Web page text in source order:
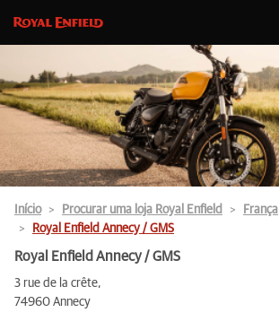
Início Procurar uma loja Royal Enfield
França
Royal Enfield Annecy / GMS
Royal Enfield Annecy / GMS
3 rue de la crête,
74960 Annecy